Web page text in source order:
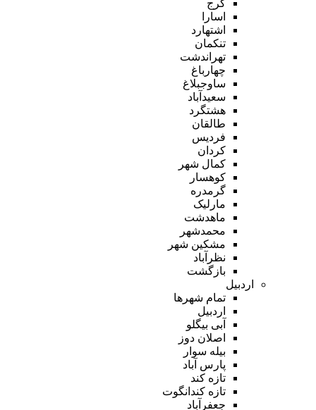
کرج
اسارا
اشتهارد
تنکمان
تهراندشت
چهارباغ
ساوجبلاغ
سعیدآباد
هشتگرد
طالقان
فردیس
کردان
کمال شهر
کوهسار
گرمدره
مارلیک
ماهدشت
محمدشهر
مشکین شهر
نظرآباد
بازگشت
اردبیل
تمام شهر‌ها
اردبیل
آبی بیگلو
اصلان دوز
بیله سوار
پارس آباد
تازه کند
تازه کندانگوت
جعفرآباد